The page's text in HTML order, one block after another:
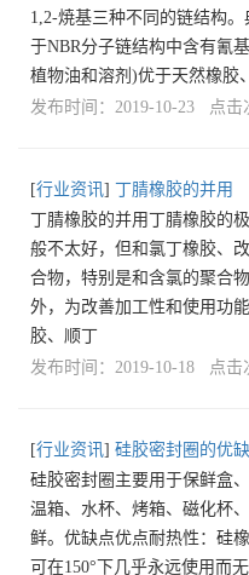
1,2-焼基三种不同的链结构
于NBR分子链结构中含有氰
植物油和溶剂)优于天然橡胶
发布时间：2019-10-23 点击
[行业资讯] 丁腈橡胶的并用
丁腈橡胶的并用丁腈橡胶的
般不太好，但和氯丁橡胶、
合物，特别是和含氯的聚合
外，为改善加工性和使用功
胶、顺丁
发布时间：2019-10-18 点击
[行业资讯] 硅胶密封圈的优
硅胶密封圈主要用于保鲜盒
温箱、水杯、烤箱、磁化杯
鲜。优缺点优点耐热性：硅
可在150°下几乎永远使用而